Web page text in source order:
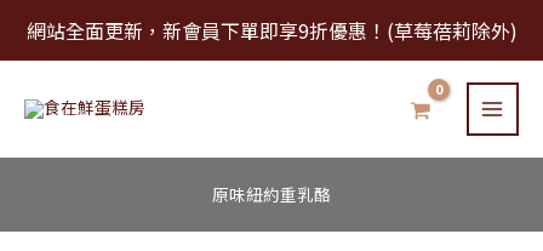
容
網站全面更新，新會員下單即享9折優惠！(草莓蓓莉除外)
原味紐約重乳酪